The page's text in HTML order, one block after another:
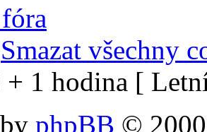
Smazat všechny
1 hodina [
phpBB ©